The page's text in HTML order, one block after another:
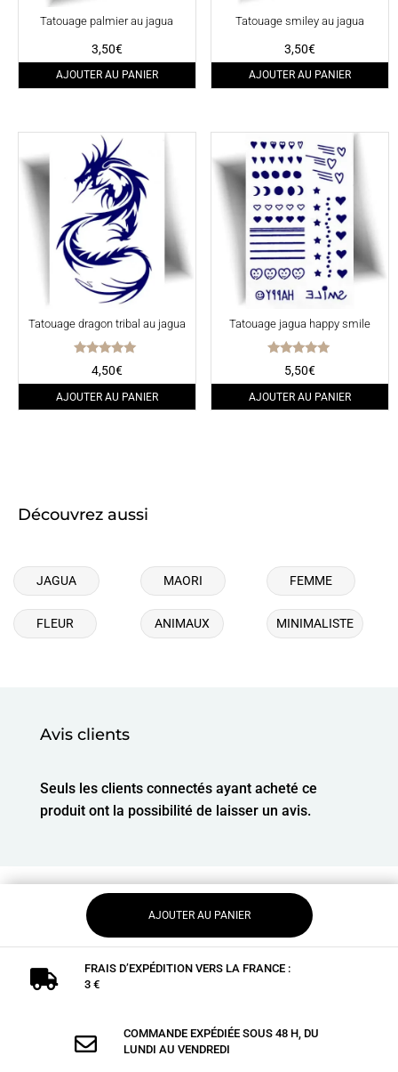
Tatouage palmier au jagua
3,50€
AJOUTER AU PANIER
Tatouage smiley au jagua
3,50€
AJOUTER AU PANIER
Tatouage dragon tribal au jagua
Note
5.00
4,50€
AJOUTER AU PANIER
Tatouage jagua happy smile
Note
5.00
5,50€
AJOUTER AU PANIER
Découvrez aussi
JAGUA MAORI FEMME
FLEUR ANIMAUX MINIMALISTE
Avis clients
Seuls les clients connectés ayant acheté ce
produit ont la possibilité de laisser un avis.
AJOUTER AU PANIER

FRAIS D’EXPÉDITION VERS LA FRANCE :
3 €

COMMANDE EXPÉDIÉE SOUS 48 H, DU
LUNDI AU VENDREDI